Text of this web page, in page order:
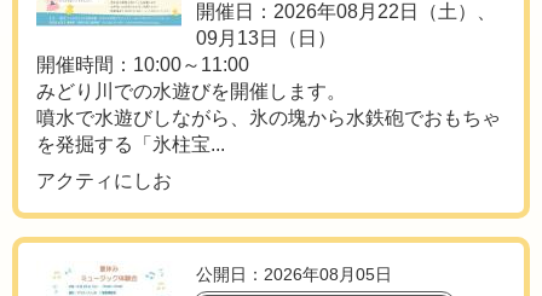
開催日：2026年08月22日（土）、
09月13日（日）
開催時間：10:00～11:00
みどり川での水遊びを開催します。
噴水で水遊びしながら、氷の塊から水鉄砲でおもちゃ
を発掘する「氷柱宝...
アクティにしお
公開日：2026年08月05日